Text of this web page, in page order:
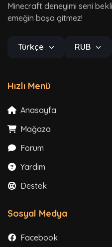
Minecraft deneyimi seni
emeğin boşa gitmez!
Türkçe RUB
Hızlı Menü
Anasayfa
Mağaza
Forum
Yardım
Destek
Sosyal Medya
Facebook